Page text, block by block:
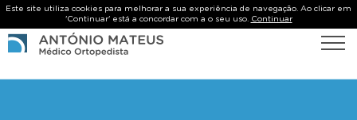
Este site utiliza cookies para melhorar a sua experiência de navegação. Ao clicar em
'Continuar' está a concordar com a o seu uso. Continuar